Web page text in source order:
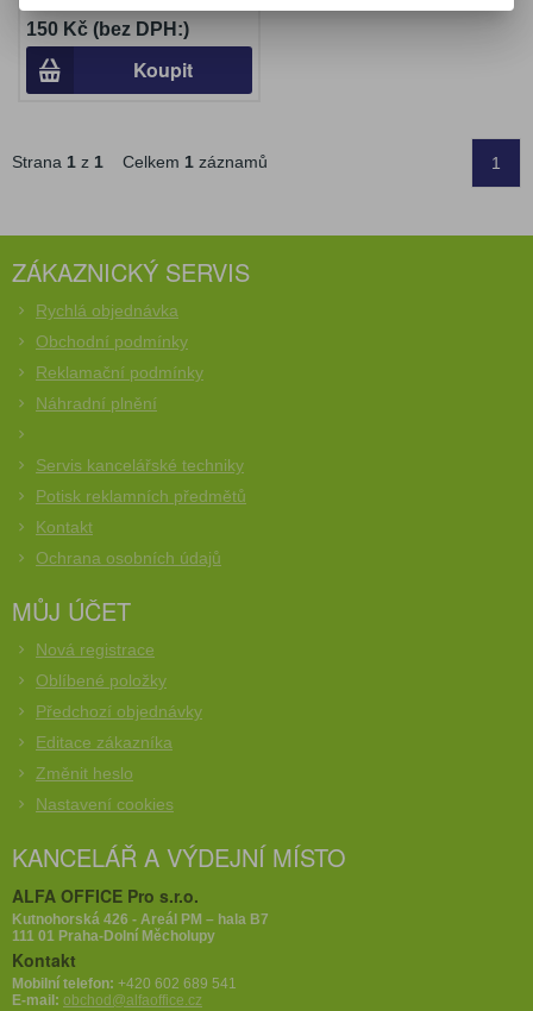
150 Kč (bez DPH:)
Koupit
Strana 1 z 1 Celkem 1 záznamů 1
ZÁKAZNICKÝ SERVIS
Rychlá objednávka
Obchodní podmínky
Reklamační podmínky
Náhradní plnění
Servis kancelářské techniky
Potisk reklamních předmětů
Kontakt
Ochrana osobních údajů
MŮJ ÚČET
Nová registrace
Oblíbené položky
Předchozí objednávky
Editace zákazníka
Změnit heslo
Nastavení cookies
KANCELÁŘ A VÝDEJNÍ MÍSTO
ALFA OFFICE Pro s.r.o.
Kutnohorská 426 - Areál PM – hala B7
111 01 Praha-Dolní Měcholupy
Kontakt
Mobilní telefon: +420 602 689 541
E-mail: obchod@alfaoffice.cz